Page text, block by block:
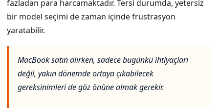
fazladan para harcamaktadır. Tersi durumda, yetersiz
bir model seçimi de zaman içinde frustrasyon
yaratabilir.
MacBook satın alırken, sadece bugünkü ihtiyaçları
değil, yakın dönemde ortaya çıkabilecek
gereksinimleri de göz önüne almak gerekir.